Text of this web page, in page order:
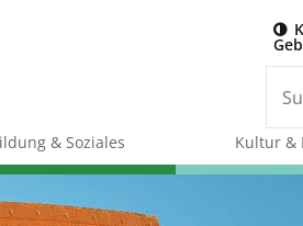
& Soziales Kultur &